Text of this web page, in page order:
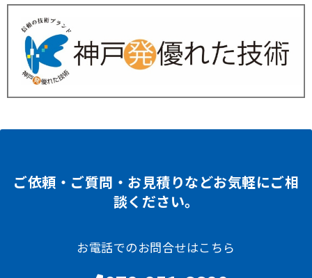
ご依頼・ご質問・お見積りなどお気軽にご相
談ください。
お電話でのお問合せはこちら